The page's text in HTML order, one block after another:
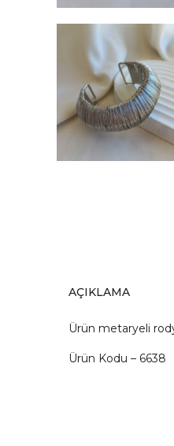
AÇIKLAMA
Ürün metaryeli
Ürün Kodu – 6638